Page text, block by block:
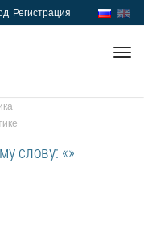
Регистрация
слову: «»